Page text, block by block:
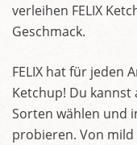
verleihen FELIX
Geschmack.
FELIX hat für jeden
Ketchup! Du kannst
Sorten wählen und
probieren. Von